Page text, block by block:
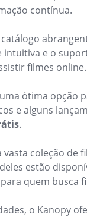
contínua.
intuitiva e o
filmes online.
ótima opção
e alguns
.
coleção de
estão
quem busca
o Kanopy